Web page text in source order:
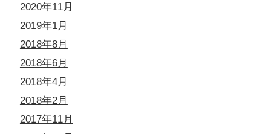
2020年11月
2019年1月
2018年8月
2018年6月
2018年4月
2018年2月
2017年11月